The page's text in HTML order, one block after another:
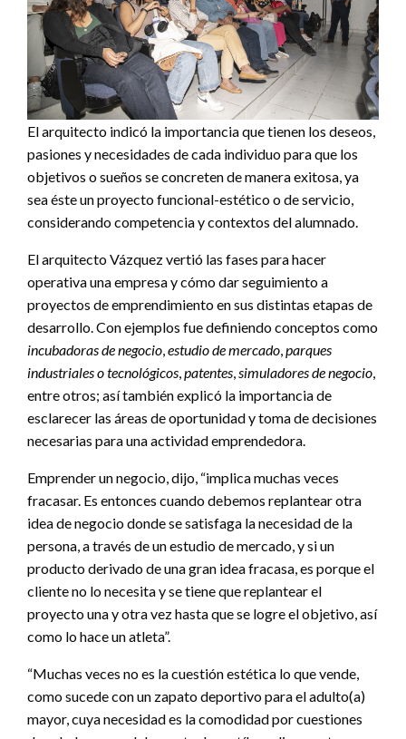
El arquitecto indicó la importancia que tienen los deseos,
pasiones y necesidades de cada individuo para que los
objetivos o sueños se concreten de manera exitosa, ya
sea éste un proyecto funcional-estético o de servicio,
considerando competencia y contextos del alumnado.
El arquitecto Vázquez vertió las fases para hacer
operativa una empresa y cómo dar seguimiento a
proyectos de emprendimiento en sus distintas etapas de
desarrollo. Con ejemplos fue definiendo conceptos como
incubadoras de negocio,estudio de mercado,parques
industriales o tecnológicos,patentes,simuladores de negocio,
entre otros; así también explicó la importancia de
esclarecer las áreas de oportunidad y toma de decisiones
necesarias para una actividad emprendedora.
Emprender un negocio, dijo, “implica muchas veces
fracasar. Es entonces cuando debemos replantear otra
idea de negocio donde se satisfaga la necesidad de la
persona, a través de un estudio de mercado, y si un
producto derivado de una gran idea fracasa, es porque el
cliente no lo necesita y se tiene que replantear el
proyecto una y otra vez hasta que se logre el objetivo, así
como lo hace un atleta”.
“Muchas veces no es la cuestión estética lo que vende,
como sucede con un zapato deportivo para el adulto(a)
mayor, cuya necesidad es la comodidad por cuestiones